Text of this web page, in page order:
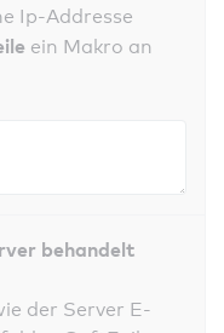
Ip-Addresse
ein Makro an
behandelt
der Server E-